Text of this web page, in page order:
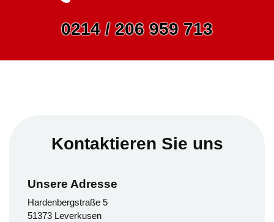
0214 / 206 959 713
Kontaktieren Sie uns
Unsere Adresse
Hardenbergstraße 5
51373 Leverkusen